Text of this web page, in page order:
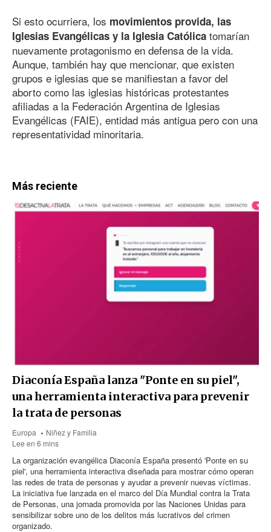
Si esto ocurriera, los movimientos provida, las
Iglesias Evangélicas y la Iglesia Católica tomarían
nuevamente protagonismo en defensa de la vida.
Aunque, también hay que mencionar, que existen
grupos e iglesias que se manifiestan a favor del
aborto como las iglesias históricas protestantes
afiliadas a la Federación Argentina de Iglesias
Evangélicas (FAIE), entidad más antigua pero con una
representatividad minoritaria.
Más reciente
Diaconía España lanza "Ponte en su piel",
una herramienta interactiva para prevenir
la trata de personas
Europa
Niñez y Familia
Lee en 6 mins
La organización evangélica Diaconía España presentó 'Ponte en su
piel', una herramienta interactiva diseñada para mostrar cómo operan
las redes de trata de personas y ayudar a prevenir nuevas víctimas.
La iniciativa fue lanzada en el marco del Día Mundial contra la Trata
de Personas, una jornada promovida por las Naciones Unidas para
sensibilizar sobre uno de los delitos más lucrativos del crimen
organizado.